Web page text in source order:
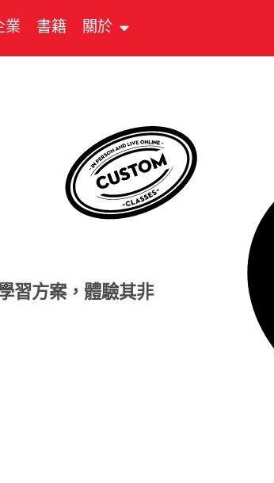
業 書籍 關於
習方案，體驗其非